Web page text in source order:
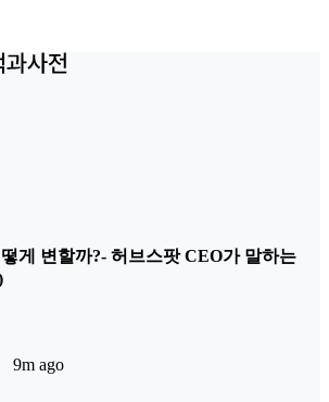
게 변할까?- 허브스팟 CEO가 말하는
9m ago